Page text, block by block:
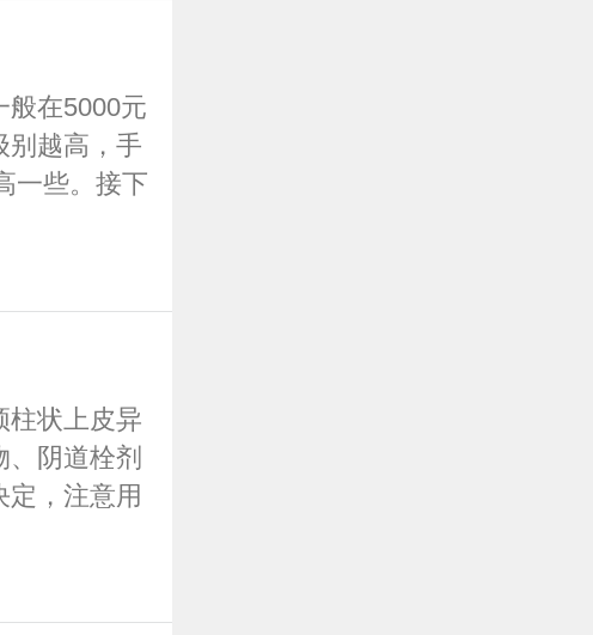
般在5000元
别越高，手
一些。接下
柱状上皮异
阴道栓剂
，注意用